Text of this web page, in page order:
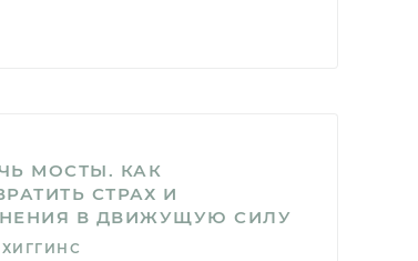
МОСТЫ. КАК
СТРАХ И
В ДВИЖУЩУЮ СИЛУ